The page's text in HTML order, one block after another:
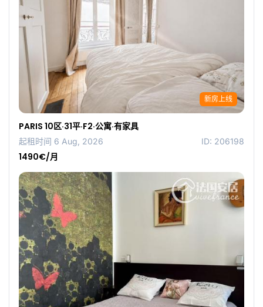
新房上线
PARIS 10区·31平·F2·公寓·有家具
起租时间 6 Aug, 2026 ID: 206198
1490€/月